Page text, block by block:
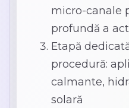
micro-canale
profundă a
Etapă
procedură:
calmante,
solară